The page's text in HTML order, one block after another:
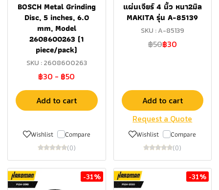
BOSCH Metal Grinding
Disc, 5 inches, 6.0
mm, Model
2608600263 (1
piece/pack)
SKU : 2608600263
฿30 - ฿50
Add to cart
Wishlist Compare
(0)
แผ่นเจียร์ 4 นิ้ว หนา2มิล
MAKITA รุ่น A-85139
SKU : A-85139
฿50฿30
Add to cart
Request a Quote
Wishlist Compare
(0)
-31% -31%